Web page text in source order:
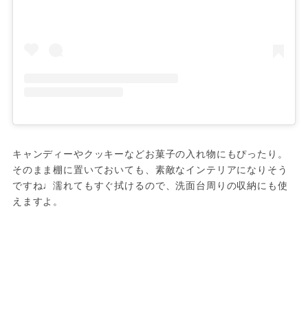
キャンディーやクッキーなどお菓子の入れ物にもぴったり。
そのまま棚に置いておいても、素敵なインテリアになりそう
ですね♩濡れてもすぐ拭けるので、洗面台周りの収納にも使
えますよ。